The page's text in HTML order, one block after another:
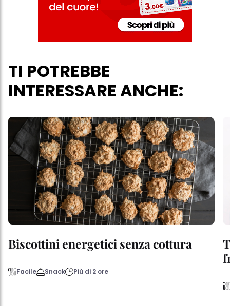
TI POTREBBE
INTERESSARE ANCHE:
Biscottini energetici senza cottura
Facile Snack Più di 2 ore